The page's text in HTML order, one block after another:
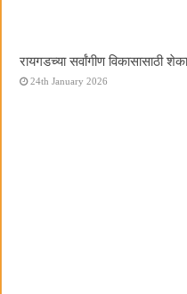
रायगडच्या सर्वांगीण विकासासाठी
24th January 2026